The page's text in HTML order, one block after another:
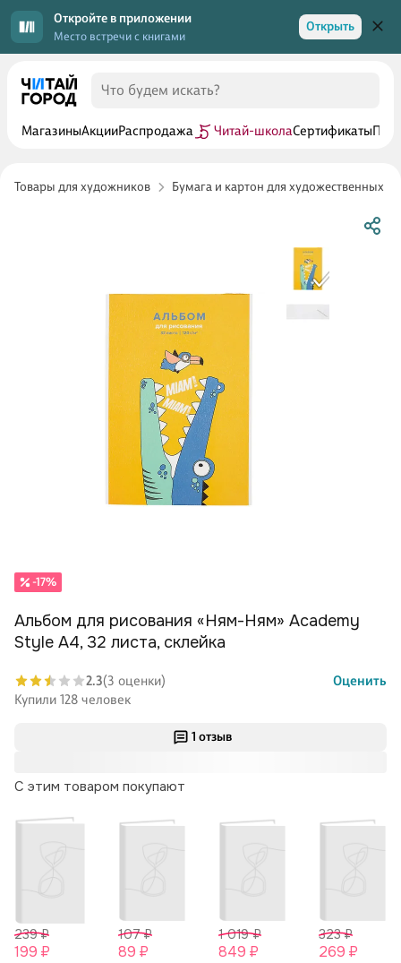
Откройте в приложении
Место встречи с книгами
Открыть
МагазиныАкцииРаспродажа Читай-школаСертификаты
Товары для художников Бумага и картон для художественных
1 отзыв
С этим товаром покупают
239 ₽
199 ₽
107 ₽
89 ₽
1 019 ₽
849 ₽
323 ₽
269 ₽
-17%
Альбом для рисования «Ням-Ням» Academy
Style А4, 32 листа, склейка
2.3(3 оценки)
Оценить
Купили 128 человек